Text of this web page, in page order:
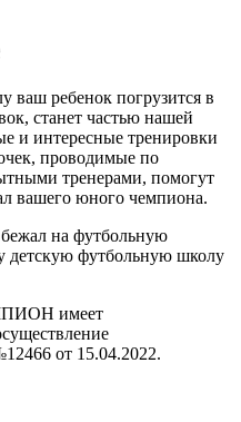
ваш ребенок погрузится в
станет частью нашей
и интересные тренировки
проводимые по
тренерами, помогут
вашего юного чемпиона.
на футбольную
детскую футбольную школу
имеет
от 15.04.2022.